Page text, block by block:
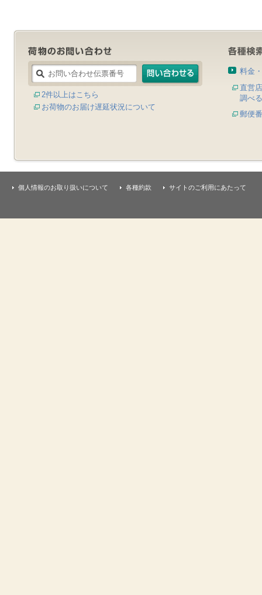
2件以上はこちら
お荷物のお届け遅延状況について
料金
直営
調べる
郵便
個人情報のお取り扱いについて 各種約款 サイトのご利用にあたって